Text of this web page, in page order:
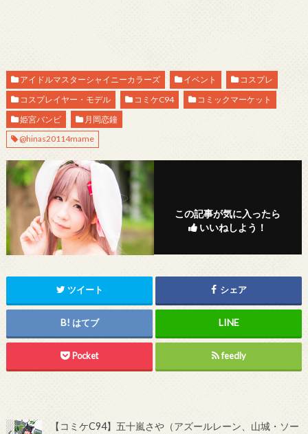
アイドルマスターシャイニーカラーズ イベント
コスプレ
コスプレイヤー・モデル
コミケC94
コミックマーケット
姫宮バンビ
月岡恋鐘
@hinas20114mame
この記事が気に入ったら
いいねしよう！
ツイート シェア
はてブ
Pocket feedly
【コミケC94】五十嵐さや（アズールレーン、山城・ソー